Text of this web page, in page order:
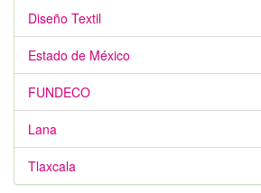
Diseño Textil
Estado de México
FUNDECO
Lana
Tlaxcala